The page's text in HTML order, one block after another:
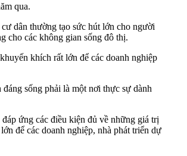
qua.
dân thường tạo sức hút lớn cho người
cho các không gian sống đô thị.
khích rất lớn để các doanh nghiệp
sống phải là một nơi thực sự dành
ứng các điều kiện đủ về những giá trị
để các doanh nghiệp, nhà phát triển dự